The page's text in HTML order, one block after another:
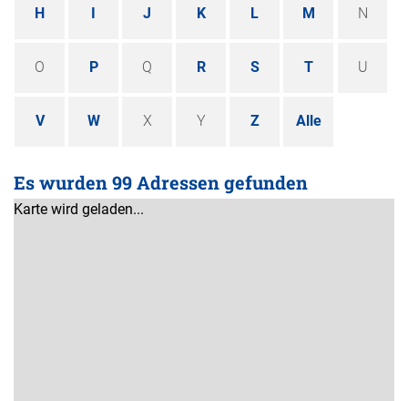
H I J K L M N
O P Q R S T U
V W X Y Z Alle
Es wurden 99 Adressen gefunden
Karte wird geladen...